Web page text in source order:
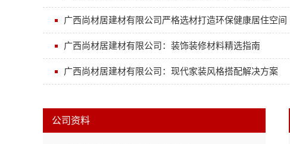
广西尚材居建材有限公司严格选材打造环保健康居住空间
广西尚材居建材有限公司：装饰装修材料精选指南
广西尚材居建材有限公司：现代家装风格搭配解决方案
公司资料